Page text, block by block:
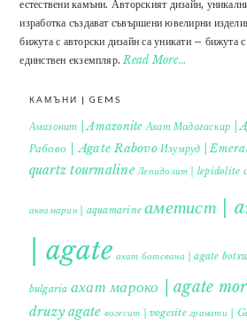
естествени камъни. Авторският дизайн,
изработка създават съвършени ювелирни
бижута с авторски дизайн са уникати – бижута
единствен екземпляр. Read More…
КАМЪНИ | GEMS
Амазонит | Amazonite Ахат Мадагаскар |
Рабово | Agate Rabovo Изумруд |
quartz tourmaline Лепидолит | lepidolite
аквамарин | aquamarine аметист |
| agate ахат ботсвана | agate
bulgaria ахат мароко | agate
druzy agate вогесит | vogesite гранати |